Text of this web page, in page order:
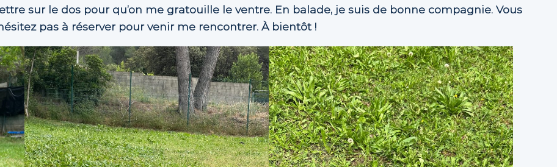
sur le dos pour qu’on me gratouille le ventre. En balade, je suis de bonne compagnie. Vous
pas à réserver pour venir me rencontrer. À bientôt !